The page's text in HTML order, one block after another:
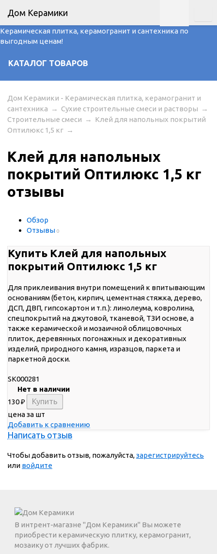
Керамическая плитка, керамогранит и сантехника по
выгодным ценам!
КАТАЛОГ ТОВАРОВ
Дом Керамики
Дом Керамики - Керамическая плитка, керамогранит и
сантехника → Сухие строительные смеси и растворы →
Строительные смеси → Клей для напольных покрытий
Оптилюкс 1,5 кг →
Клей для напольных
покрытий Оптилюкс 1,5 кг
отзывы
Обзор
Отзывы 0
Купить Клей для напольных
покрытий Оптилюкс 1,5 кг
Для приклеивания внутри помещений к впитывающим
основаниям (бетон, кирпич, цементная стяжка, дерево,
ДСП, ДВП, гипсокартон и т.п.): линолеума, ковролина,
спецпокрытий на джутовой, тканевой, ТЗИ основе, а
также керамической и мозаичной облицовочных
плиток, деревянных погонажных и декоративных
изделий, природного камня, изразцов, паркета и
паркетной доски.
SK000281
Нет в наличии
130₽
цена за шт
Добавить к сравнению
Написать отзыв
Чтобы добавить отзыв, пожалуйста,зарегистрируйтесь
или войдите
В интрент-магазне "Дом Керамики" Вы можете
приобрести керамическую плитку, керамогранит,
мозаику от лучших фабрик.